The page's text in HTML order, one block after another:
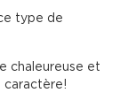
type de
chaleureuse et
caractère!